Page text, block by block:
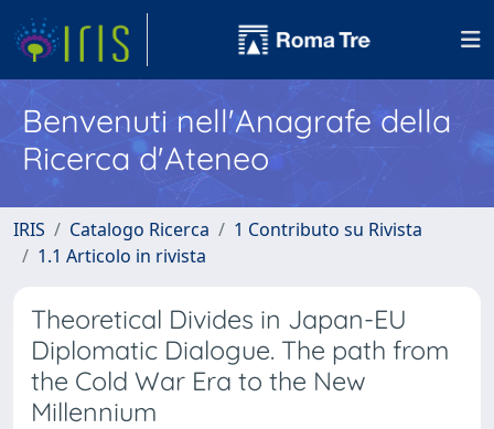
Benvenuti nell'Anagrafe della
Ricerca d'Ateneo
IRIS Catalogo Ricerca
1 Contributo su Rivista
1.1 Articolo in rivista
Theoretical Divides in Japan-EU
Diplomatic Dialogue. The path from
the Cold War Era to the New
Millennium